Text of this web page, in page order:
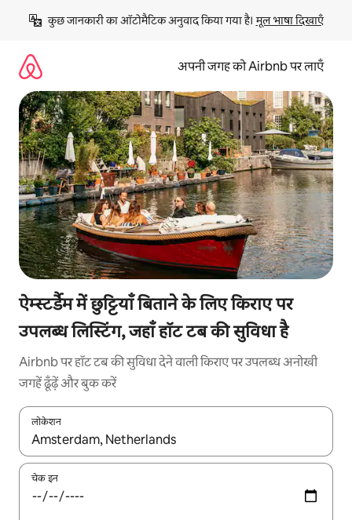
छोड़कर
कॉन्टेंट
कुछ जानकारी का ऑटोमैटिक अनुवाद किया गया है। मूल भाषा दिखाएँ
अपनी जगह को Airbnb पर लाएँ
ऐम्स्टर्डैम में छुट्टियाँ बिताने के लिए किराए पर
उपलब्ध लिस्टिंग, जहाँ हॉट टब की सुविधा है
Airbnb पर हॉट टब की सुविधा देने वाली किराए पर उपलब्ध अनोखी
जगहें ढूँढ़ें और बुक करें
लोकेशन
नतीजों के उपलब्ध होने पर, अप और डाउन 'ऐरो की' का इस्तेमाल करके नेविगेट
चेक इन